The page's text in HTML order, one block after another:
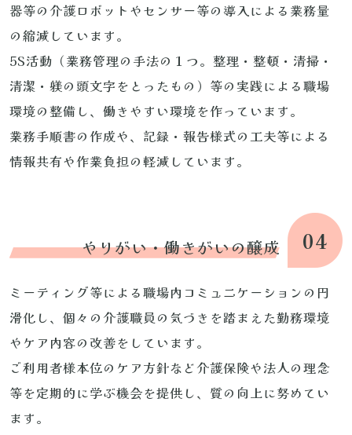
器等の介護ロボットやセンサー等の導入による業務量
の縮減しています。
5S活動（業務管理の手法の１つ。整理・整頓・清掃・
清潔・躾の頭文字をとったもの）等の実践による職場
環境の整備し、働きやすい環境を作っています。
業務手順書の作成や、記録・報告様式の工夫等による
情報共有や作業負担の軽減しています。
04
やりがい・働きがいの醸成
ミーティング等による職場内コミュニケーションの円
滑化し、個々の介護職員の気づきを踏まえた勤務環境
やケア内容の改善をしています。
ご利用者様本位のケア方針など介護保険や法人の理念
等を定期的に学ぶ機会を提供し、質の向上に努めてい
ます。